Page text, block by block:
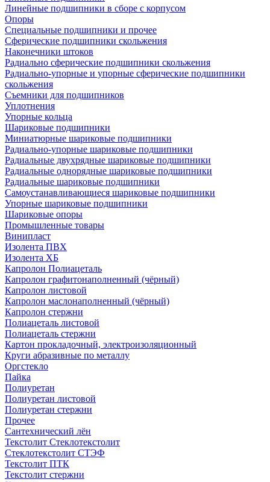
Линейные подшипники в сборе с корпусом
Опоры
Специальные подшипники и прочее
Сферические подшипники скольжения
Наконечники штоков
Радиально сферические подшипники скольжения
Радиально-упорные и упорные сферические подшипники
скольжения
Съемники для подшипников
Уплотнения
Упорные кольца
Шариковые подшипники
Миниатюрные шариковые подшипники
Радиально-упорные шариковые подшипники
Радиальные двухрядные шариковые подшипники
Радиальные однорядные шариковые подшипники
Радиальные шариковые подшипники
Самоустанавливающиеся шариковые подшипники
Упорные шариковые подшипники
Шариковые опоры
Промышленные товары
Винипласт
Изолента ПВХ
Изолента ХБ
Капролон Полиацеталь
Капролон графитонаполненный (чёрный)
Капролон листовой
Капролон маслонаполненный (чёрный)
Капролон стержни
Полиацеталь листовой
Полиацеталь стержни
Картон прокладочный, электроизоляционный
Круги абразивные по металлу
Оргстекло
Пайка
Полиуретан
Полиуретан листовой
Полиуретан стержни
Прочее
Сантехнический лён
Текстолит Стеклотекстолит
Стеклотекстолит СТЭФ
Текстолит ПТК
Текстолит стержни